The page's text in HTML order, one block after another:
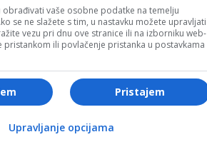
vaše osobne podatke na temelju
se ne slažete s tim, u nastavku možete upravljati
vezu pri dnu ove stranice ili na izborniku web-
pristankom ili povlačenje pristanka u postavkama
Pristajem
Upravljanje opcijama